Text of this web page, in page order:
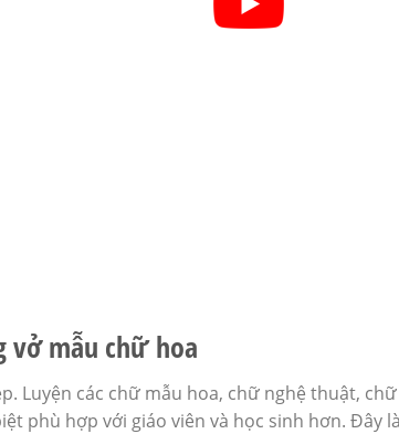
vở mẫu chữ hoa
Luyện các chữ mẫu hoa, chữ nghệ thuật,
phù hợp với giáo viên và học sinh hơn. Đây